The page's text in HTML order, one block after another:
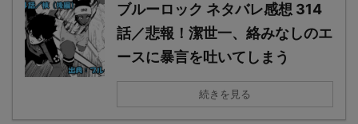
ブルーロック ネタバレ感想 314
話／悲報！潔世一、絡みなしのエ
ースに暴言を吐いてしまう
続きを見る